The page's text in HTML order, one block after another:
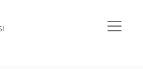
menüyü
aç